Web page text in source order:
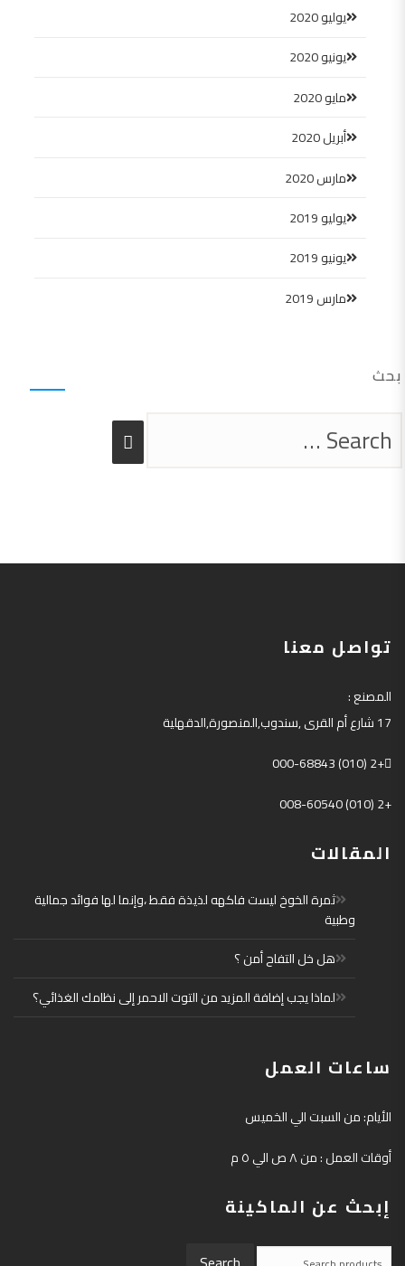
يوليو 2020
يونيو 2020
مايو 2020
أبريل 2020
مارس 2020
يوليو 2019
يونيو 2019
مارس 2019
بحث
تواصل معنا
المصنع:
17شارع أم القرى,سندوب,المنصورة,الدقهلية
+2 (010) 000-68843
+2 (010) 008-60540
المقالات
ثمرة الخوخ ليست فاكهه لذيذة فقط ،وإنما لها فوائد جمالية
وطبية
هل خل التفاح أمن ؟
لماذا يجب إضافة المزيد من التوت الاحمر إلى نظامك الغذائي؟
ساعات العمل
الأيام: من السبت الي الخميس
أوقات العمل : من ٨ ص الي ٥ م
إبحث عن الماكينة
Search